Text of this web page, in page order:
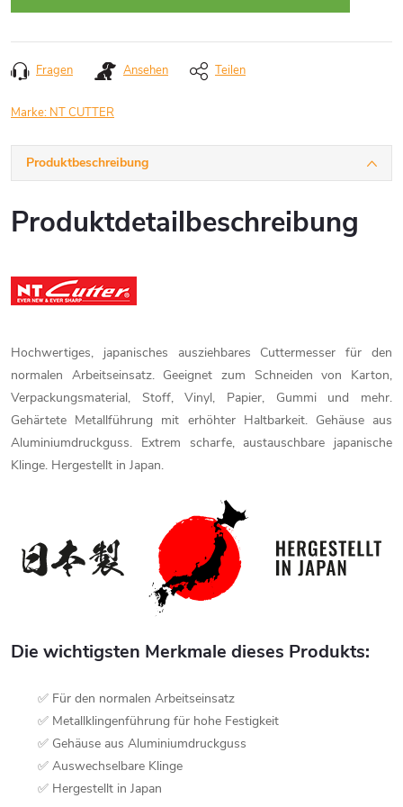
Fragen Ansehen Teilen
Marke: NT CUTTER
Produktbeschreibung
Produktdetailbeschreibung
Hochwertiges, japanisches ausziehbares Cuttermesser für den
normalen Arbeitseinsatz. Geeignet zum Schneiden von Karton,
Verpackungsmaterial, Stoff, Vinyl, Papier, Gummi und mehr.
Gehärtete Metallführung mit erhöhter Haltbarkeit. Gehäuse aus
Aluminiumdruckguss. Extrem scharfe, austauschbare japanische
Klinge. Hergestellt in Japan.
Die wichtigsten Merkmale dieses Produkts:
✅ Für den normalen Arbeitseinsatz
✅ Metallklingenführung für hohe Festigkeit
✅ Gehäuse aus Aluminiumdruckguss
✅ Auswechselbare Klinge
✅ Hergestellt in Japan